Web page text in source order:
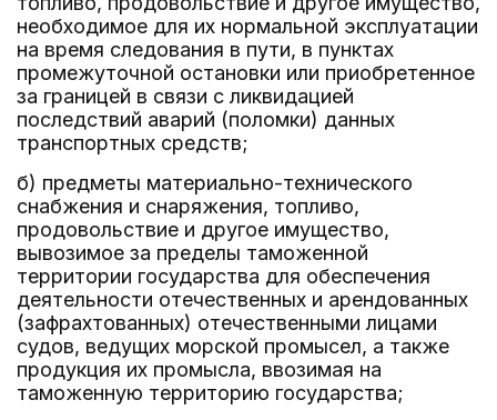
необходимое для их нормальной эксплуатации
на время следования в пути, в пунктах
промежуточной остановки или приобретенное
за границей в связи с ликвидацией
последствий аварий (поломки) данных
транспортных средств;
б) предметы материально-технического
снабжения и снаряжения, топливо,
продовольствие и другое имущество,
вывозимое за пределы таможенной
территории государства для обеспечения
деятельности отечественных и арендованных
(зафрахтованных) отечественными лицами
судов, ведущих морской промысел, а также
продукция их промысла, ввозимая на
таможенную территорию государства;